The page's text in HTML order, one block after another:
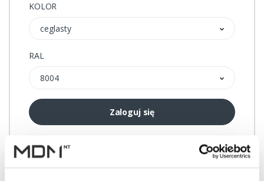
KOLOR
ceglasty
RAL
8004
Zaloguj się